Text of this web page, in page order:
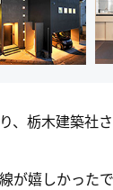
、栃木建築社
が嬉しかったで